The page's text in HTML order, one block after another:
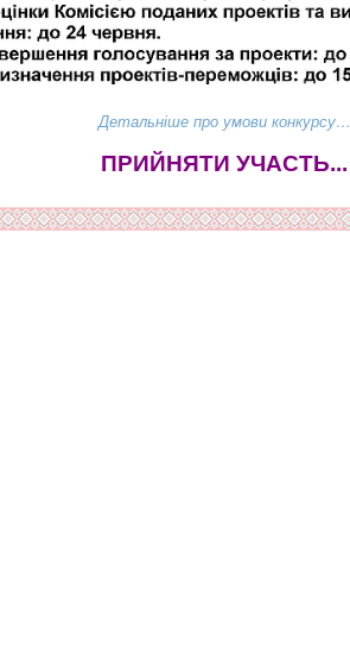
Детальніше про умови конкурсу…
ПРИЙНЯТИ УЧАСТЬ...